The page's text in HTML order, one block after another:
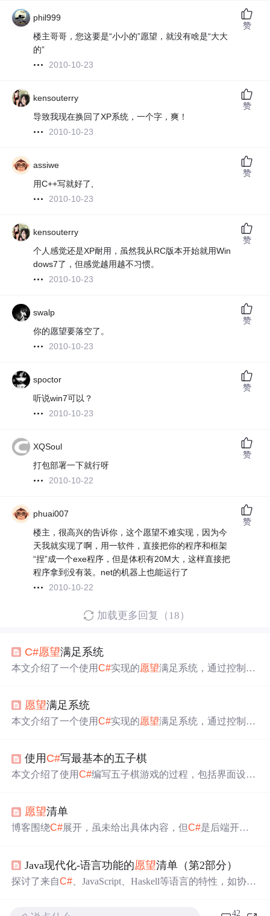
phil999
楼主哥哥，您这要是“小小的”愿望，就没有啥是“大大
的”
2010-10-23
赞
kensouterry
导致我现在换回了XP系统，一个字，爽！
2010-10-23
赞
assiwe
用C++写就好了,
2010-10-23
赞
kensouterry
个人感觉还是XP耐用，虽然我从RC版本开始就用Win
dows7了，但感觉越用越不习惯。
2010-10-23
赞
swalp
你的愿望要落空了。
2010-10-23
赞
spoctor
听说win7可以？
2010-10-23
赞
XQSoul
打包部署一下就行呀
2010-10-22
赞
phuai007
楼主，很高兴的告诉你，这个愿望不难实现，因为今
天我就实现了啊，用一软件，直接把你的程序和框架
“捏”成一个exe程序，但是体积有20M大，这样直接把
程序拿到没有装。net的机器上也能运行了
2010-10-22
赞
加载更多回复（18）
C#愿望满足系统
本文介绍了一个使用C#实现的愿望满足系统，通过控制台
愿望满足系统
本文介绍了一个使用C#实现的愿望满足系统，通过控制台
使用 C#写最基本的五子棋
本文介绍了使用C#编写五子棋游戏的过程，包括界面设
现思路，同时反思了代码可读性和扩展性的不足，表达了
期待指正和学习的
愿望。
愿望清单
博客围绕C#展开，虽未给出具体内容，但C#是后端开发
Java现代化-语言功能的愿望清单（第2部分）
探讨了来自C# 、JavaScript、Haskell等语言的特性，如协
42